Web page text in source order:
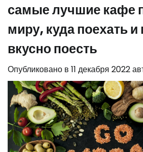
самые лучшие кафе
миру, куда поехать
вкусно поесть
Опубликовано в 11 декабря 2022